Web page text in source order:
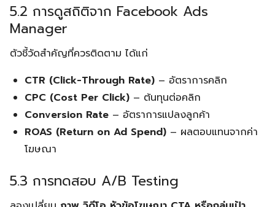
5.2 การดูสถิติจาก Facebook Ads
Manager
ตัวชี้วัดสำคัญที่ควรติดตาม ได้แก่
CTR (Click-Through Rate) – อัตราการคลิก
CPC (Cost Per Click) – ต้นทุนต่อคลิก
Conversion Rate – อัตราการแปลงลูกค้า
ROAS (Return on Ad Spend) – ผลตอบแทนจากค่า
โฆษณา
5.3 การทดสอบ A/B Testing